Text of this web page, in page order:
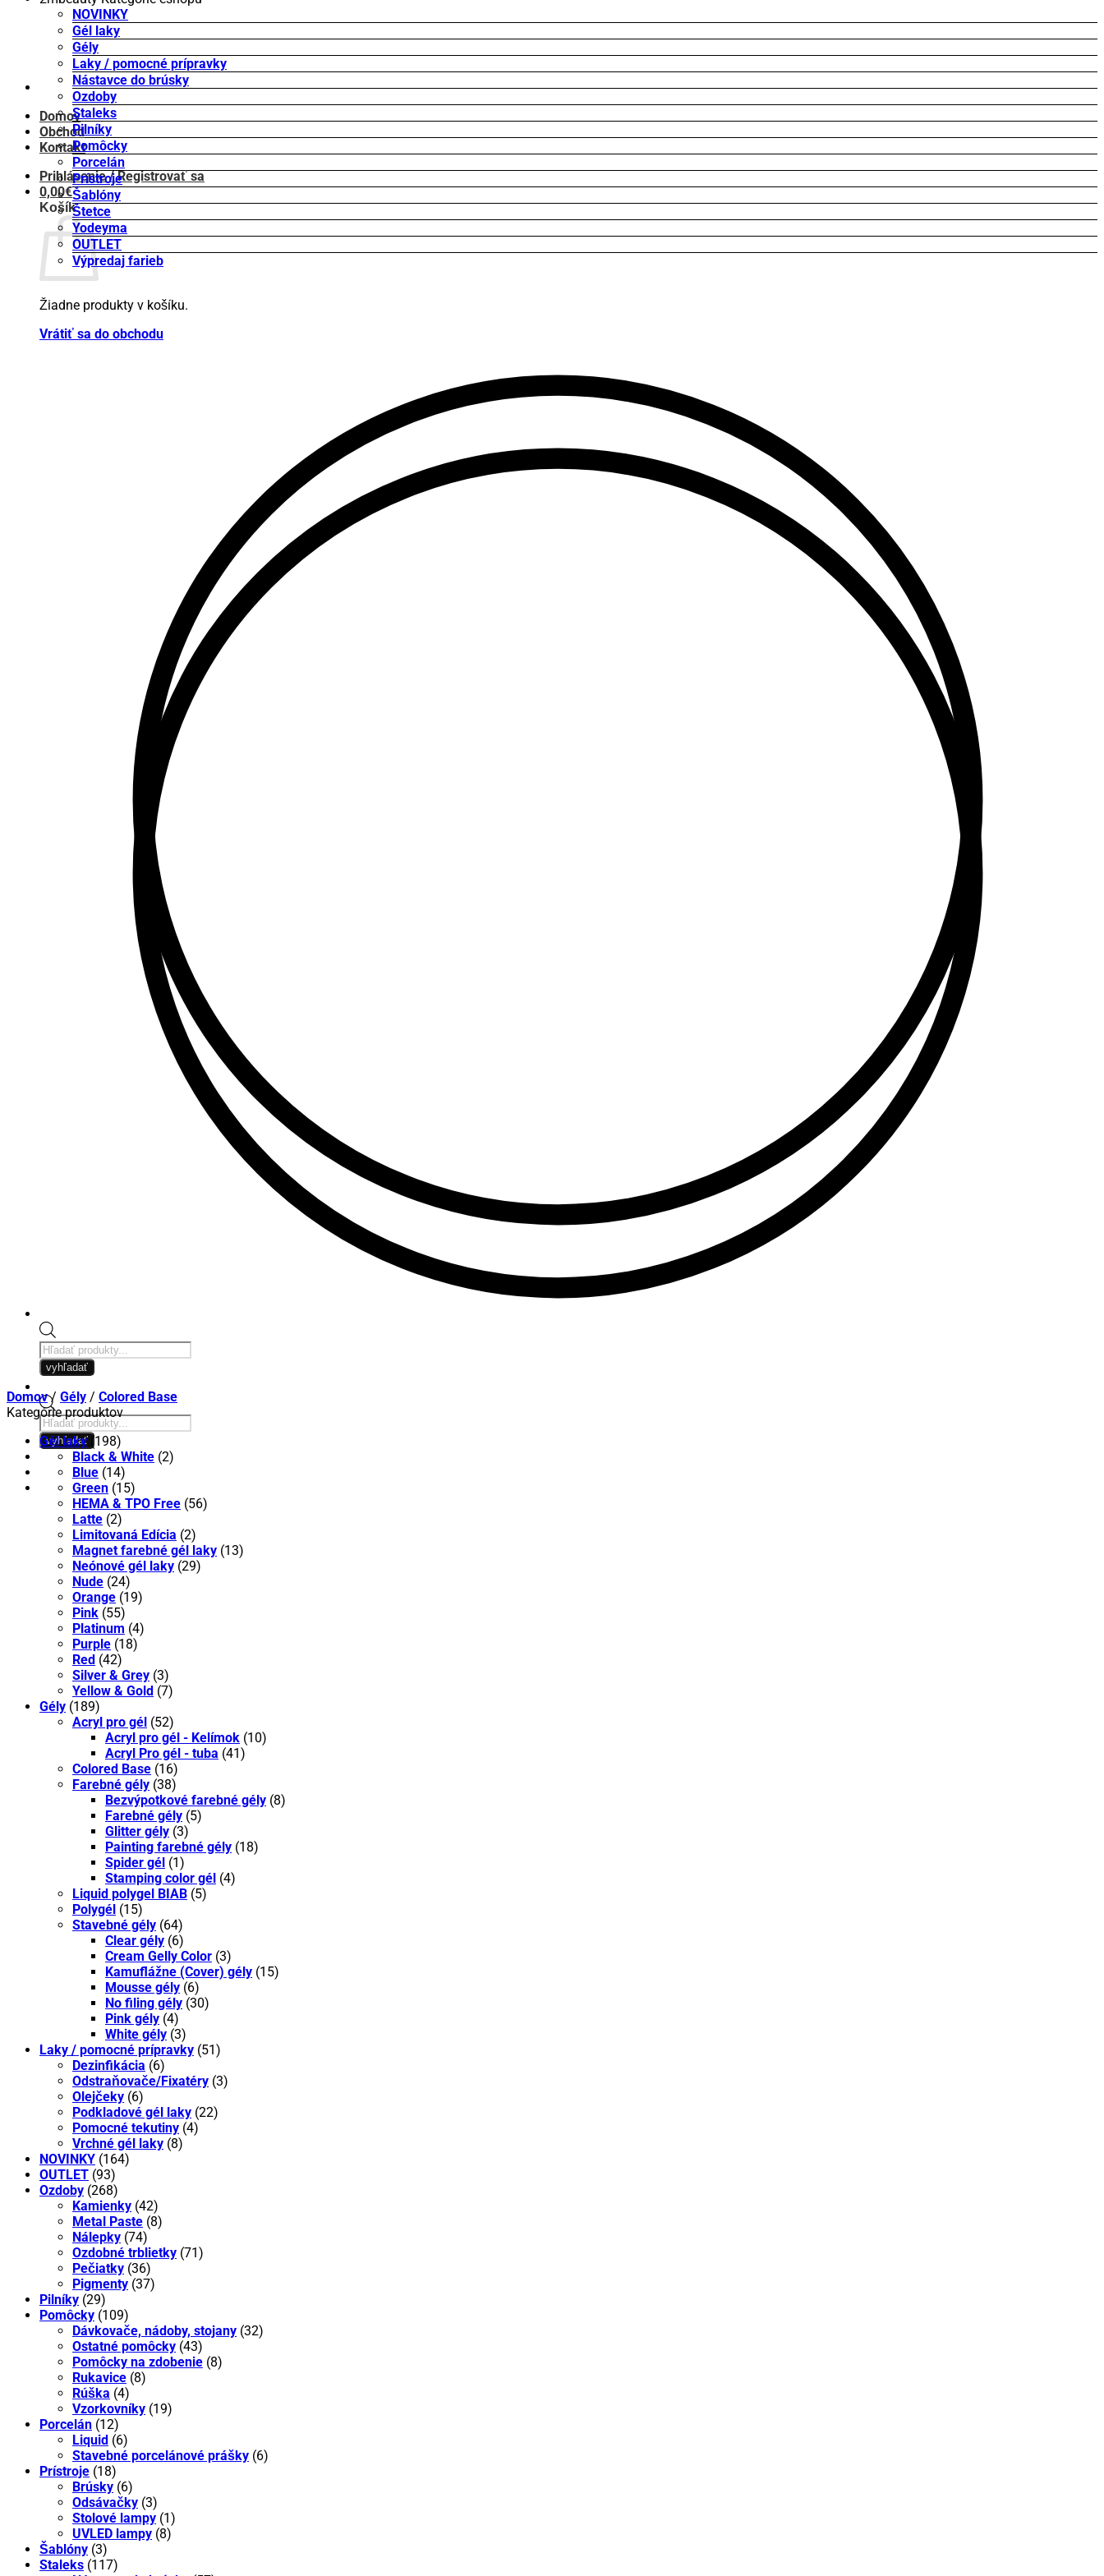
Domov
Obchod
Kontakt
Prihlásenie / Registrovať sa
0,00€
Košík
Žiadne produkty v košíku.
Vrátiť sa do obchodu
Products
search
vyhľadať
NOVINKY
Gél laky
Gély
Laky / pomocné prípravky
Nástavce do brúsky
Ozdoby
Staleks
Pilníky
Pomôcky
Porcelán
Prístroje
Šablóny
Štetce
Yodeyma
OUTLET
Výpredaj farieb
Products
search
vyhľadať
Domov / Gély / Colored Base
Kategórie produktov
Gél laky (198)
Black & White (2)
Blue (14)
Green (15)
HEMA & TPO Free (56)
Latte (2)
Limitovaná Edícia (2)
Magnet farebné gél laky (13)
Neónové gél laky (29)
Nude (24)
Orange (19)
Pink (55)
Platinum (4)
Purple (18)
Red (42)
Silver & Grey (3)
Yellow & Gold (7)
Gély (189)
Acryl pro gél (52)
Acryl pro gél - Kelímok (10)
Acryl Pro gél - tuba (41)
Colored Base (16)
Farebné gély (38)
Bezvýpotkové farebné gély (8)
Farebné gély (5)
Glitter gély (3)
Painting farebné gély (18)
Spider gél (1)
Stamping color gél (4)
Liquid polygel BIAB (5)
Polygél (15)
Stavebné gély (64)
Clear gély (6)
Cream Gelly Color (3)
Kamuflážne (Cover) gély (15)
Mousse gély (6)
No filing gély (30)
Pink gély (4)
White gély (3)
Laky / pomocné prípravky (51)
Dezinfikácia (6)
Odstraňovače/Fixatéry (3)
Olejčeky (6)
Podkladové gél laky (22)
Pomocné tekutiny (4)
Vrchné gél laky (8)
NOVINKY (164)
OUTLET (93)
Ozdoby (268)
Kamienky (42)
Metal Paste (8)
Nálepky (74)
Ozdobné trblietky (71)
Pečiatky (36)
Pigmenty (37)
Pilníky (29)
Pomôcky (109)
Dávkovače, nádoby, stojany (32)
Ostatné pomôcky (43)
Pomôcky na zdobenie (8)
Rukavice (8)
Rúška (4)
Vzorkovníky (19)
Porcelán (12)
Liquid (6)
Stavebné porcelánové prášky (6)
Prístroje (18)
Brúsky (6)
Odsávačky (3)
Stolové lampy (1)
UVLED lampy (8)
Šablóny (3)
Staleks (117)